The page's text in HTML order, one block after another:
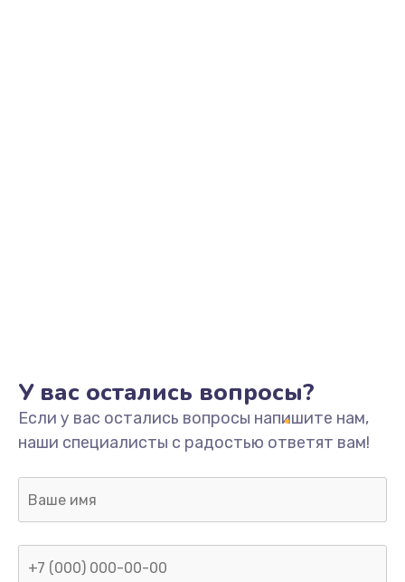
У вас остались вопросы?
Если у вас остались вопросы напишите нам,
наши специалисты с радостью ответят вам!